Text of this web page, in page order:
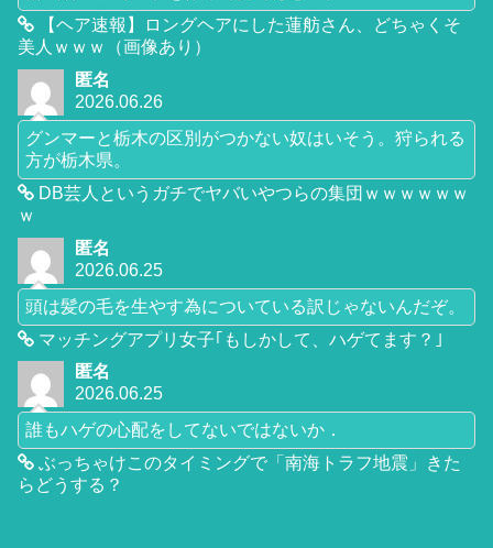
【ヘア速報】ロングヘアにした蓮舫さん、どちゃくそ
美人ｗｗｗ（画像あり）
匿名
2026.06.26
グンマーと栃木の区別がつかない奴はいそう。狩られる
方が栃木県。
DB芸人というガチでヤバいやつらの集団ｗｗｗｗｗｗ
ｗ
匿名
2026.06.25
頭は髪の毛を生やす為についている訳じゃないんだぞ。
マッチングアプリ女子｢もしかして、ハゲてます？｣
匿名
2026.06.25
誰もハゲの心配をしてないではないか．
ぶっちゃけこのタイミングで「南海トラフ地震」きた
らどうする？